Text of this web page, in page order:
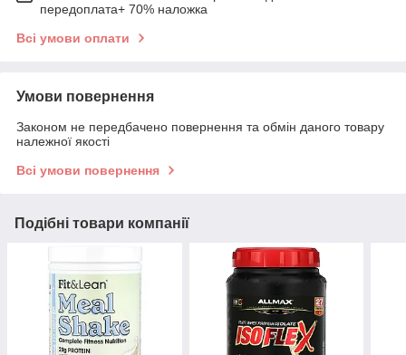
передоплата+ 70% наложка
Всі умови оплати
Умови повернення
Законом не передбачено повернення та обмін даного товару
належної якості
Всі умови повернення
Подібні товари компанії